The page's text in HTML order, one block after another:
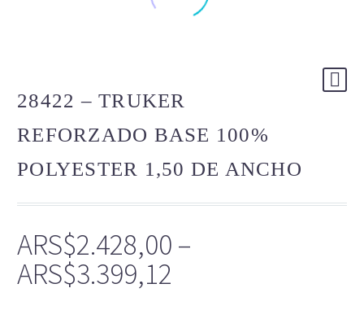
28422 – TRUKER
REFORZADO BASE 100%
POLYESTER 1,50 DE ANCHO
ARS$2.428,00 –
ARS$3.399,12